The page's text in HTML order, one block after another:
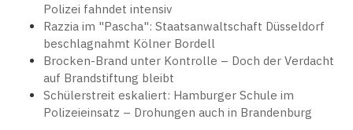
Polizei fahndet intensiv
Razzia im "Pascha": Staatsanwaltschaft Düsseldorf
beschlagnahmt Kölner Bordell
Brocken-Brand unter Kontrolle – Doch der Verdacht
auf Brandstiftung bleibt
Schülerstreit eskaliert: Hamburger Schule im
Polizeieinsatz – Drohungen auch in Brandenburg